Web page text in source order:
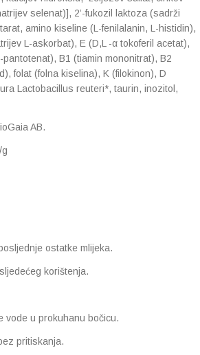
selenat)], 2’-fukozil laktoza (sadrži
amino kiseline (L-fenilalanin, L-histidin),
L-askorbat), E (D,L -α tokoferil acetat),
B1 (tiamin mononitrat), B2
folat (folna kiselina), K (filokinon), D
Lactobacillus reuteri*, taurin, inozitol,
AB.
ostatke mlijeka.
korištenja.
vode u prokuhanu bočicu.
pritiskanja.